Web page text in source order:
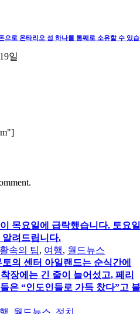
으로 온타리오 섬 하나를 통째로 소유할 수 있
일
목요일에 급락했습니다. 토요
려드립니다.
속의 팁, 여행, 월드뉴스
의 센터 아일랜드는 순식간에
장에는 긴 줄이 늘어섰고, 페리
은 “인도인들로 가득 찼다”고
월드뉴스 정치